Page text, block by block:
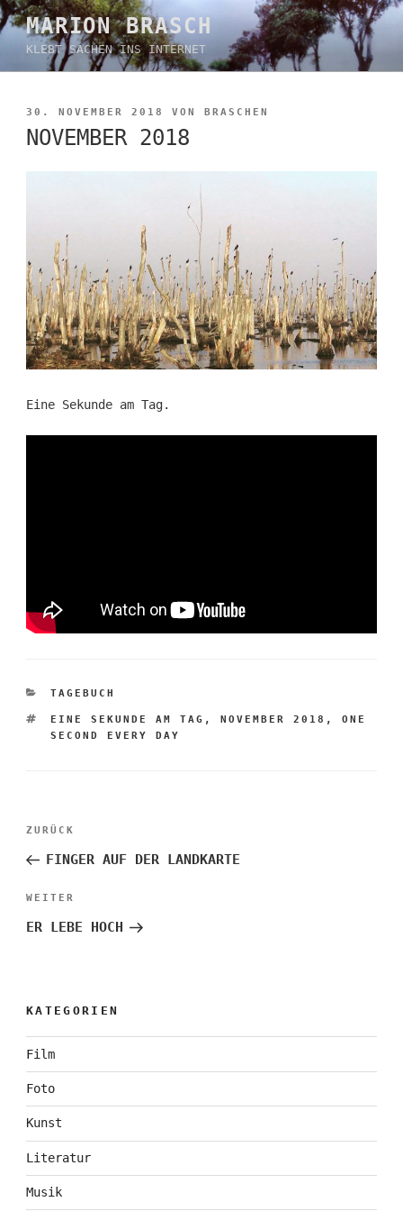
Zum
Inhalt
springen
MARION BRASCH
KLEBT SACHEN INS INTERNET
VERÖFFENTLICHT
AM
30. NOVEMBER 2018 VON BRASCHEN
NOVEMBER 2018
Eine Sekunde am Tag.
KATEGORIEN
TAGEBUCH
SCHLAGWÖRTER
EINE SEKUNDE AM TAG ,NOVEMBER 2018 ,ONE
SECOND EVERY DAY
Beitragsnavigation
Vorheriger
Beitrag
ZURÜCK
FINGER AUF DER LANDKARTE
Nächster
Beitrag
WEITER
ER LEBE HOCH
KATEGORIEN
Film
Foto
Kunst
Literatur
Musik